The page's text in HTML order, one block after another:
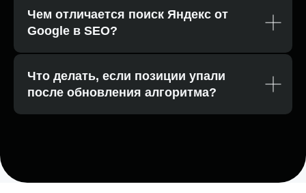
Чем отличается поиск Яндекс от
Google в SEO?
Что делать, если позиции упали
после обновления алгоритма?